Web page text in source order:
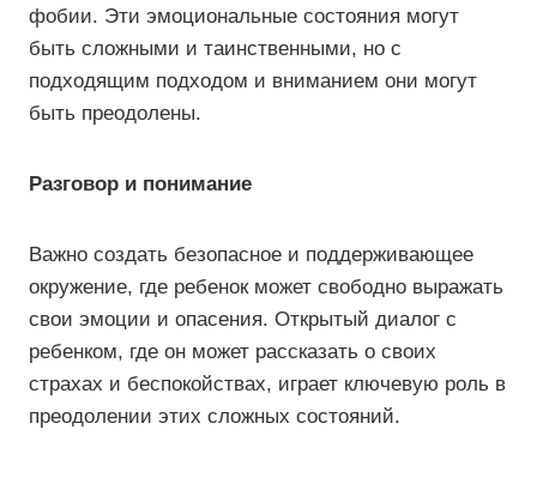
фобии. Эти эмоциональные состояния могут
быть сложными и таинственными, но с
подходящим подходом и вниманием они могут
быть преодолены.
Разговор и понимание
Важно создать безопасное и поддерживающее
окружение, где ребенок может свободно выражать
свои эмоции и опасения. Открытый диалог с
ребенком, где он может рассказать о своих
страхах и беспокойствах, играет ключевую роль в
преодолении этих сложных состояний.